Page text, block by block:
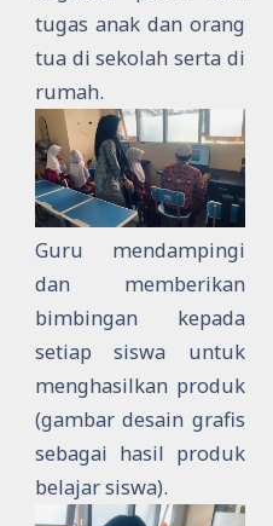
tugas anak dan orang
tua di sekolah serta di
rumah.
Guru mendampingi
dan memberikan
bimbingan kepada
setiap siswa untuk
menghasilkan produk
(gambar desain grafis
sebagai hasil produk
belajar siswa).